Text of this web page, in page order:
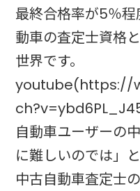
最終合格率が5％
動車の査定士資格
世界です。
youtube(https://
自動車ユーザーの
に難しいのでは」
中古自動車査定士